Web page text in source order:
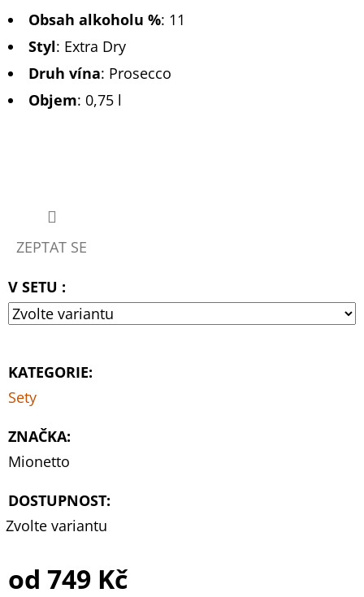
Obsah alkoholu %: 11
Styl: Extra Dry
Druh vína: Prosecco
Objem: 0,75 l
ZEPTAT SE
V SETU :
KATEGORIE:
Sety
ZNAČKA:
Mionetto
DOSTUPNOST:
Zvolte variantu
od 749 Kč